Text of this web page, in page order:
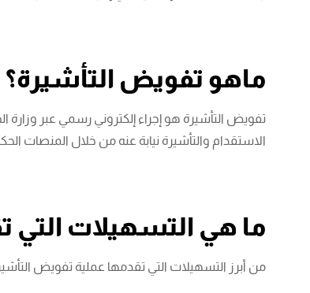
ماهو تفويض التأشيرة؟
تفويض التأشيرة هو إجراء إلكتروني رسمي عبر وزارة
الاستقدام والتأشيرة نيابة عنه من خلال المنصات
ما هي التسهيلات التي
من أبرز التسهيلات التي تقدمها عملية تفويض